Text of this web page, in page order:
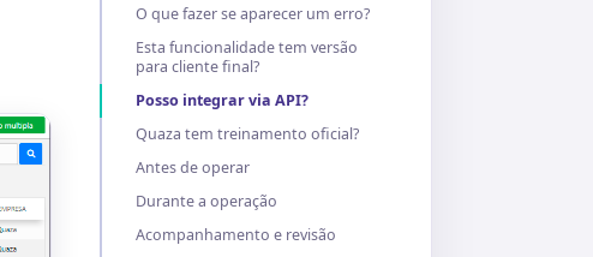
O que fazer se aparecer um erro?
Esta funcionalidade tem versão
para cliente final?
Posso integrar via API?
Quaza tem treinamento oficial?
Antes de operar
Durante a operação
Acompanhamento e revisão